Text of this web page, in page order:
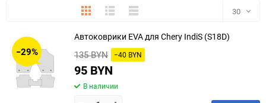
ПлиткаПодробноКомпактно 30
30
−29%
Автоковрики EVA для Chery IndiS (S18D)
135 BYN −40 BYN
95 BYN
В наличии